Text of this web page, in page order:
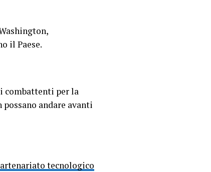
il Paese.
combattenti per la
andare avanti
tecnologico